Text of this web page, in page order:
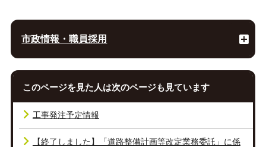
市政情報・職員採用
このページを見た人は次のページも見ています
工事発注予定情報
【終了しました】「道路整備計画等改定業務委託」に係